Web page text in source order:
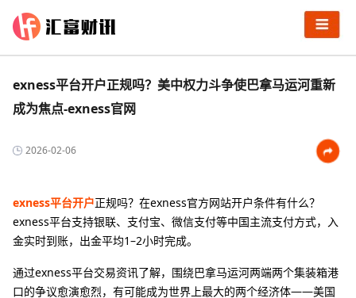
exness平台开户正规吗？美中权力斗争使巴拿马运河重新
成为焦点-exness官网
2026-02-06
exness平台开户正规吗？在exness官方网站开户条件有什么？‌‌
exness平台‌支持银联、支付宝、微信支付‌等中国主流支付方式，‌入
金实时到账，出金平均1–2小时完成‌。
通过exness平台交易资讯了解，围绕巴拿马运河两端两个集装箱港
口的争议愈演愈烈，有可能成为世界上最大的两个经济体——美国